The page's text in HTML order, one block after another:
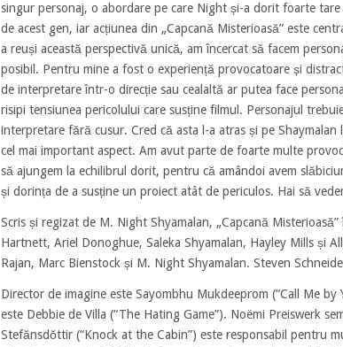
singur personaj, o abordare pe care Night și-a dorit foarte
de acest gen, iar acțiunea din „Capcană Misterioasă” este
a reuși această perspectivă unică, am încercat să facem
posibil. Pentru mine a fost o experiență provocatoare și
de interpretare într-o direcție sau cealaltă ar putea face
risipi tensiunea pericolului care susține filmul. Personajul
interpretare fără cusur. Cred că asta l-a atras și pe
cel mai important aspect. Am avut parte de foarte multe
să ajungem la echilibrul dorit, pentru că amândoi avem
și dorința de a susține un proiect atât de periculos. Hai să
Scris și regizat de M. Night Shyamalan, „Capcană
Hartnett, Ariel Donoghue, Saleka Shyamalan, Hayley Mills și
Rajan, Marc Bienstock și M. Night Shyamalan. Steven
Director de imagine este Sayombhu Mukdeeprom (“Call Me by
este Debbie de Villa (“The Hating Game”). Noëmi Preiswerk
Stefănsdŏttir (“Knock at the Cabin”) este responsabil pentru